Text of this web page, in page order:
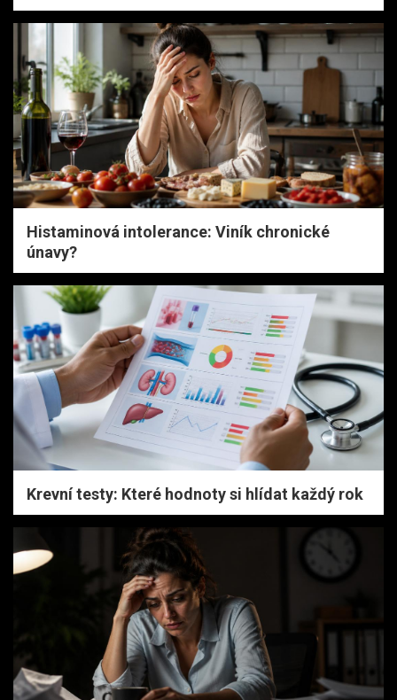
Histaminová intolerance: Viník chronické
únavy?
Krevní testy: Které hodnoty si hlídat každý rok